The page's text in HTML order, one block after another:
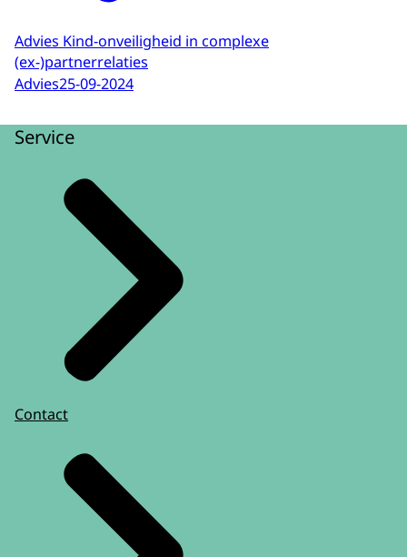
Advies Kind-onveiligheid in complexe
(ex-)partnerrelaties
Advies25-09-2024
Service
Contact